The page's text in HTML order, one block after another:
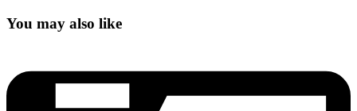
You may also like